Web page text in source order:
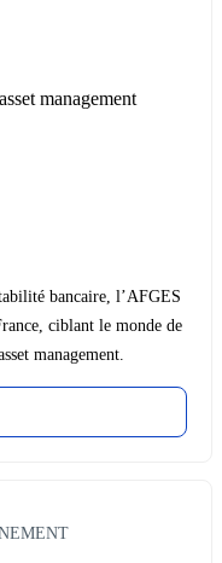
management
bancaire, l’AFGES
ciblant le monde de
management.